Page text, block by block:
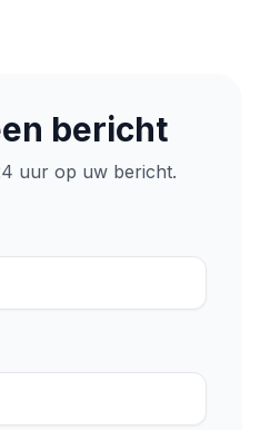
bericht
uur op uw bericht.